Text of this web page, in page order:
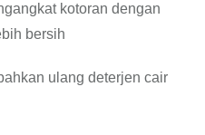
kotoran dengan
bersih
ulang deterjen cair